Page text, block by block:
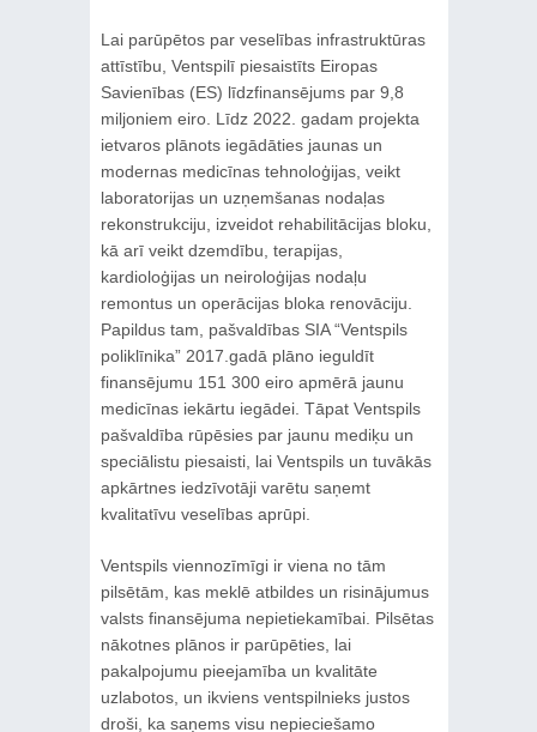
Lai parūpētos par veselības infrastruktūras
attīstību, Ventspilī piesaistīts Eiropas
Savienības (ES) līdzfinansējums par 9,8
miljoniem eiro. Līdz 2022. gadam projekta
ietvaros plānots iegādāties jaunas un
modernas medicīnas tehnoloģijas, veikt
laboratorijas un uzņemšanas nodaļas
rekonstrukciju, izveidot rehabilitācijas bloku,
kā arī veikt dzemdību, terapijas,
kardioloģijas un neiroloģijas nodaļu
remontus un operācijas bloka renovāciju.
Papildus tam, pašvaldības SIA “Ventspils
poliklīnika” 2017.gadā plāno ieguldīt
finansējumu 151 300 eiro apmērā jaunu
medicīnas iekārtu iegādei. Tāpat Ventspils
pašvaldība rūpēsies par jaunu mediķu un
speciālistu piesaisti, lai Ventspils un tuvākās
apkārtnes iedzīvotāji varētu saņemt
kvalitatīvu veselības aprūpi.
Ventspils viennozīmīgi ir viena no tām
pilsētām, kas meklē atbildes un risinājumus
valsts finansējuma nepietiekamībai. Pilsētas
nākotnes plānos ir parūpēties, lai
pakalpojumu pieejamība un kvalitāte
uzlabotos, un ikviens ventspilnieks justos
droši, ka saņems visu nepieciešamo